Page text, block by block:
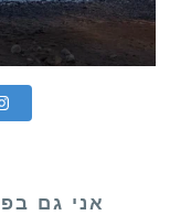
אני גם